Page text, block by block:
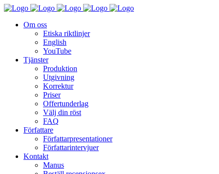
Om oss
Etiska riktlinjer
English
YouTube
Tjänster
Produktion
Utgivning
Korrektur
Priser
Offertunderlag
Välj din röst
FAQ
Författare
Författarpresentationer
Författarintervjuer
Kontakt
Manus